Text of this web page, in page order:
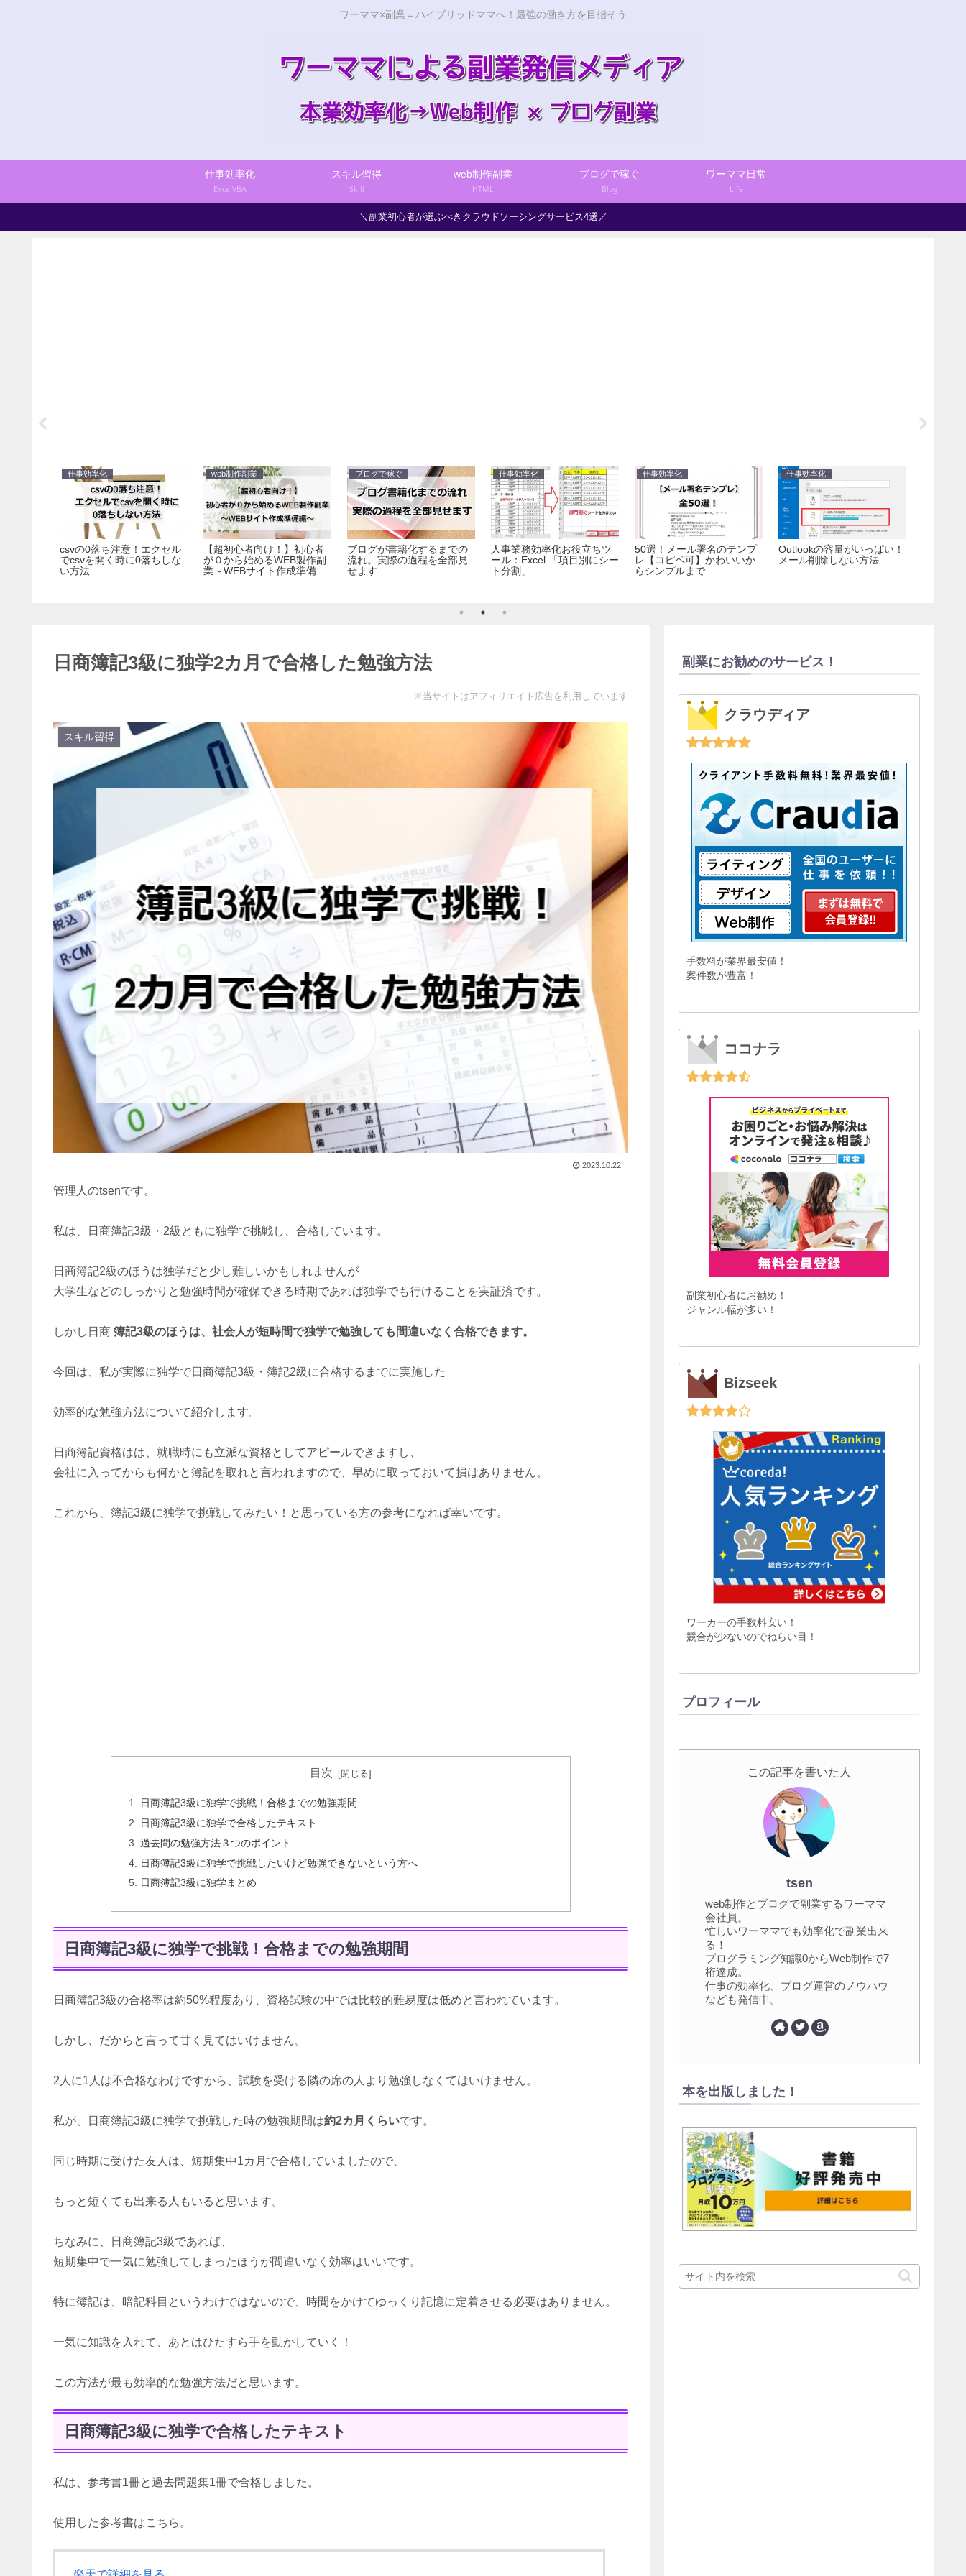
ワーママ×副業＝ハイブリッドママへ！最強の働き方を目指そう
仕事効率化
ExcelVBA
スキル習得
Skill
web制作副業
HTML
ブログで稼ぐ
Blog
ワーママ日常
Life
＼副業初心者が選ぶべきクラウドソーシングサービス4選／
仕事効率化
csvの0落ち注意！エクセル
でcsvを開く時に0落ちしな
い方法
web制作副業
【超初心者向け！】初心者
が０から始めるWEB製作副
業～WEBサイト作成準備編
ブログで稼ぐ
ブログが書籍化するまでの
流れ。実際の過程を全部見
せます
仕事効率化
人事業務効率化お役立ちツ
ール：Excel 「項目別にシー
ト分割」
仕事効率化
50選！メール署名のテンプ
レ【コピペ可】かわいいか
らシンプルまで
仕事効率化
Outlookの容量がいっぱい！
メール削除しない方法
日商簿記3級に独学2カ月で合格した勉強方法
※当サイトはアフィリエイト広告を利用しています
スキル習得
2023.10.22
管理人のtsenです。
私は、日商簿記3級・2級ともに独学で挑戦し、合格しています。
日商簿記2級のほうは独学だと少し難しいかもしれませんが
大学生などのしっかりと勉強時間が確保できる時期であれば独学でも行けることを実証済です。
しかし日商 簿記3級のほうは、社会人が短時間で独学で勉強しても間違いなく合格できます。
今回は、私が実際に独学で日商簿記3級・簿記2級に合格するまでに実施した
効率的な勉強方法について紹介します。
日商簿記資格はは、就職時にも立派な資格としてアピールできますし、
会社に入ってからも何かと簿記を取れと言われますので、早めに取っておいて損はありません。
これから、簿記3級に独学で挑戦してみたい！と思っている方の参考になれば幸いです。
目次
日商簿記3級に独学で挑戦！合格までの勉強期間
日商簿記3級に独学で合格したテキスト
過去問の勉強方法３つのポイント
日商簿記3級に独学で挑戦したいけど勉強できないという方へ
日商簿記3級に独学まとめ
日商簿記3級に独学で挑戦！合格までの勉強期間
日商簿記3級の合格率は約50%程度あり、資格試験の中では比較的難易度は低めと言われています。
しかし、だからと言って甘く見てはいけません。
2人に1人は不合格なわけですから、試験を受ける隣の席の人より勉強しなくてはいけません。
私が、日商簿記3級に独学で挑戦した時の勉強期間は約2カ月くらいです。
同じ時期に受けた友人は、短期集中1カ月で合格していましたので、
もっと短くても出来る人もいると思います。
ちなみに、日商簿記3級であれば、
短期集中で一気に勉強してしまったほうが間違いなく効率はいいです。
特に簿記は、暗記科目というわけではないので、時間をかけてゆっくり記憶に定着させる必要はありません。
一気に知識を入れて、あとはひたすら手を動かしていく！
この方法が最も効率的な勉強方法だと思います。
日商簿記3級に独学で合格したテキスト
私は、参考書1冊と過去問題集1冊で合格しました。
使用した参考書はこちら。
副業にお勧めのサービス！
クラウディア
手数料が業界最安値！
案件数が豊富！
ココナラ
副業初心者にお勧め！
ジャンル幅が多い！
Bizseek
ワーカーの手数料安い！
競合が少ないのでねらい目！
プロフィール
この記事を書いた人
tsen
web制作とブログで副業するワーママ
会社員。
忙しいワーママでも効率化で副業出来
る！
プログラミング知識0からWeb制作で7
桁達成。
仕事の効率化、ブログ運営のノウハウ
なども発信中。
本を出版しました！